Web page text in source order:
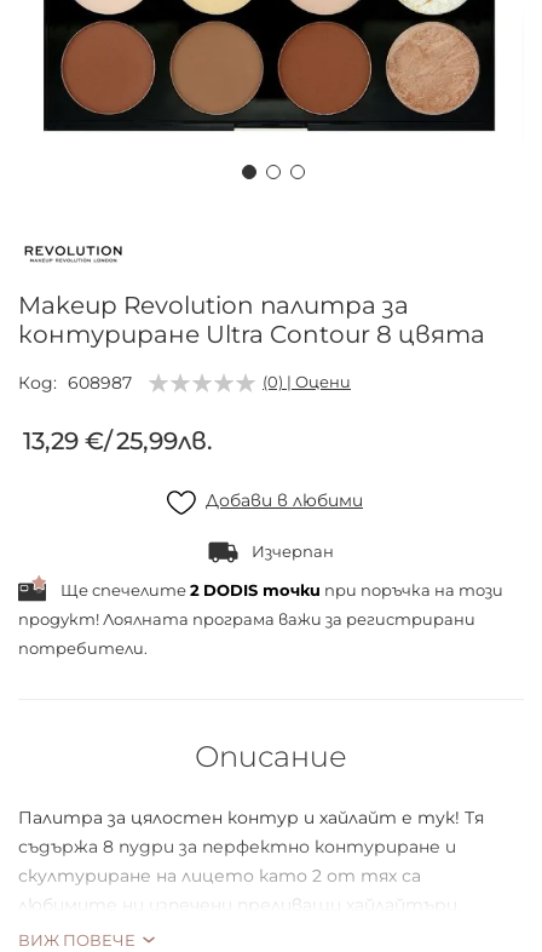
началото
галерия
със
снимки
Makeup Revolution палитра за
контуриране Ultra Contour 8 цвята
Код 608987 (0) | Оцени
13,29 €/25,99лв.
Добави в любими
Изчерпан
Ще спечелите2 DODIS точки при поръчка на този
продукт! Лоялната програма важи за регистрирани
потребители.
Описание
Палитра за цялостен контур и хайлайт е тук! Тя
съдържа 8 пудри за перфектно контуриране и
скултуриране на лицето като 2 от тях са
любимите ни изпечени преливащи хайлайтъри.
ВИЖ ПОВЕЧЕ